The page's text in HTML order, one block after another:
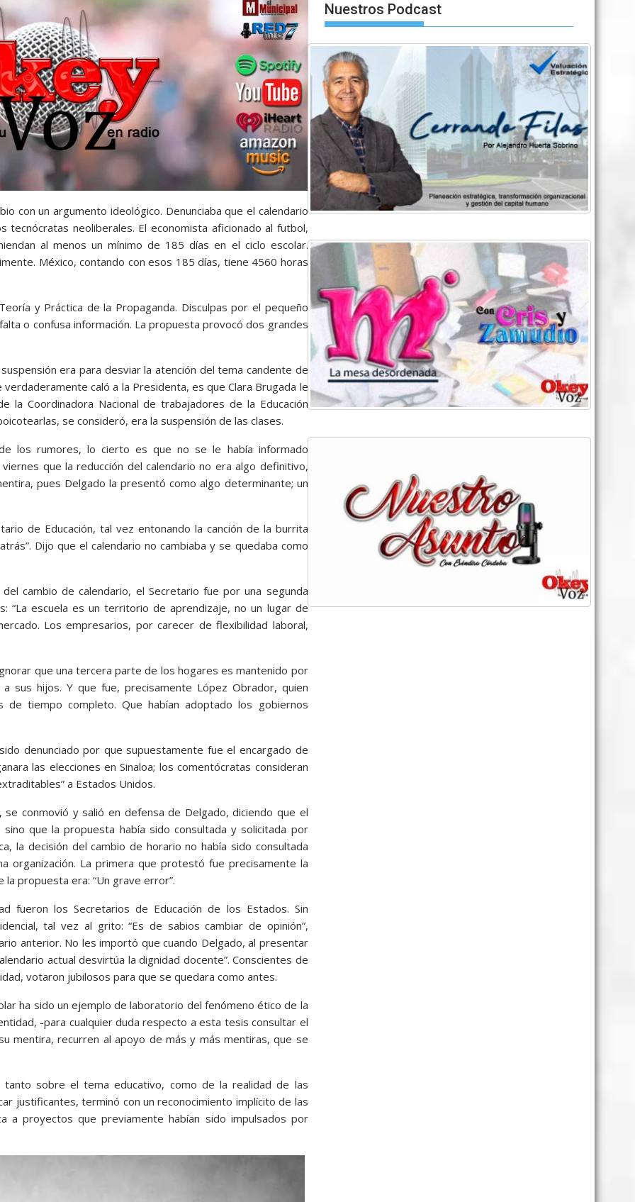
con un argumento ideológico. Denunciaba que el calendario
neoliberales. El economista aficionado al futbol,
al menos un mínimo de 185 días en el ciclo escolar.
México, contando con esos 185 días, tiene 4560 horas
y Práctica de la Propaganda. Disculpas por el pequeño
o confusa información. La propuesta provocó dos grandes
era para desviar la atención del tema candente de
caló a la Presidenta, es que Clara Brugada le
la Coordinadora Nacional de trabajadores de la Educación
se consideró, era la suspensión de las clases.
los rumores, lo cierto es que no se le había informado
que la reducción del calendario no era algo definitivo,
pues Delgado la presentó como algo determinante; un
de Educación, tal vez entonando la canción de la burrita
Dijo que el calendario no cambiaba y se quedaba como
cambio de calendario, el Secretario fue por una segunda
“La escuela es un territorio de aprendizaje, no un lugar de
Los empresarios, por carecer de flexibilidad laboral,
que una tercera parte de los hogares es mantenido por
sus hijos. Y que fue, precisamente López Obrador, quien
de tiempo completo. Que habían adoptado los gobiernos
denunciado por que supuestamente fue el encargado de
las elecciones en Sinaloa; los comentócratas consideran
a Estados Unidos.
conmovió y salió en defensa de Delgado, diciendo que el
que la propuesta había sido consultada y solicitada por
la decisión del cambio de horario no había sido consultada
organización. La primera que protestó fue precisamente la
la propuesta era: “Un grave error”.
fueron los Secretarios de Educación de los Estados. Sin
tal vez al grito: “Es de sabios cambiar de opinión”,
anterior. No les importó que cuando Delgado, al presentar
actual desvirtúa la dignidad docente”. Conscientes de
votaron jubilosos para que se quedara como antes.
ha sido un ejemplo de laboratorio del fenómeno ético de la
-para cualquier duda respecto a esta tesis consultar el
mentira, recurren al apoyo de más y más mentiras, que se
sobre el tema educativo, como de la realidad de las
justificantes, terminó con un reconocimiento implícito de las
a proyectos que previamente habían sido impulsados por
Nuestros Podcast